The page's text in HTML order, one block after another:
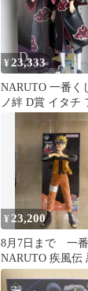
¥23,333
NARUTO 一番く
ノ絆 D賞 イタチ
¥23,200
8月7日まで 一
NARUTO 疾風伝
絆 A賞 うずまき